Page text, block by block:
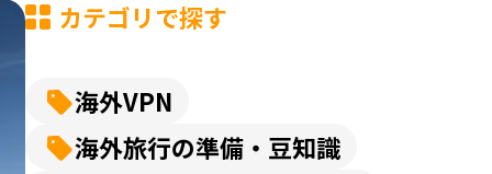
カテゴリで探す
海外VPN
海外旅行の準備・豆知識